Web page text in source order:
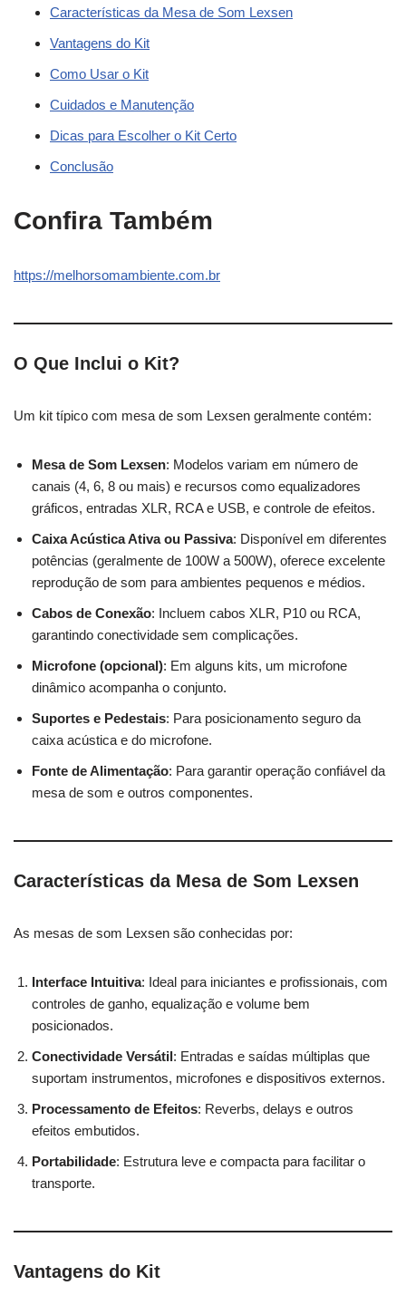
Características da Mesa de Som Lexsen
Vantagens do Kit
Como Usar o Kit
Cuidados e Manutenção
Dicas para Escolher o Kit Certo
Conclusão
Confira Também
https://melhorsomambiente.com.br
O Que Inclui o Kit?
Um kit típico com mesa de som Lexsen geralmente contém:
Mesa de Som Lexsen: Modelos variam em número de
canais (4, 6, 8 ou mais) e recursos como equalizadores
gráficos, entradas XLR, RCA e USB, e controle de efeitos.
Caixa Acústica Ativa ou Passiva: Disponível em diferentes
potências (geralmente de 100W a 500W), oferece excelente
reprodução de som para ambientes pequenos e médios.
Cabos de Conexão: Incluem cabos XLR, P10 ou RCA,
garantindo conectividade sem complicações.
Microfone (opcional): Em alguns kits, um microfone
dinâmico acompanha o conjunto.
Suportes e Pedestais: Para posicionamento seguro da
caixa acústica e do microfone.
Fonte de Alimentação: Para garantir operação confiável da
mesa de som e outros componentes.
Características da Mesa de Som Lexsen
As mesas de som Lexsen são conhecidas por:
Interface Intuitiva: Ideal para iniciantes e profissionais, com
controles de ganho, equalização e volume bem
posicionados.
Conectividade Versátil: Entradas e saídas múltiplas que
suportam instrumentos, microfones e dispositivos externos.
Processamento de Efeitos: Reverbs, delays e outros
efeitos embutidos.
Portabilidade: Estrutura leve e compacta para facilitar o
transporte.
Vantagens do Kit